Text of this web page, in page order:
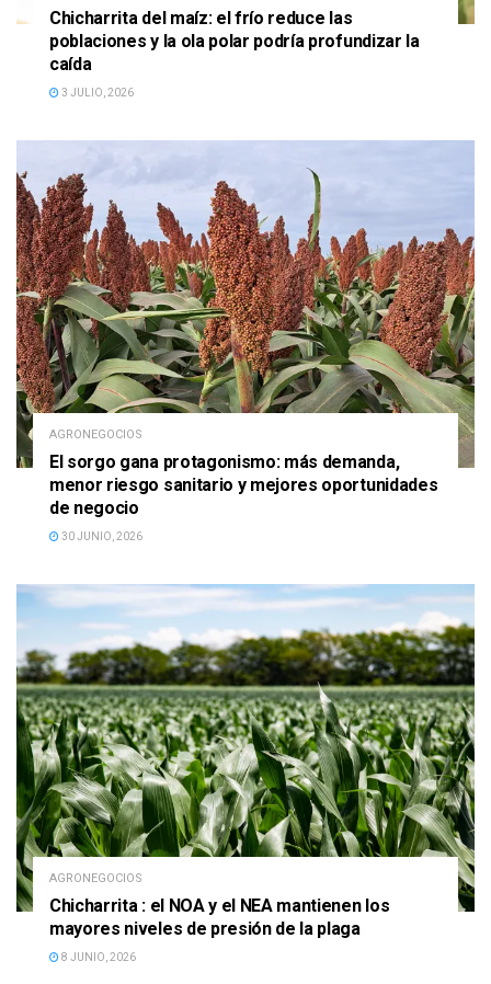
Chicharrita del maíz: el frío reduce las
poblaciones y la ola polar podría profundizar la
caída
3 JULIO, 2026
AGRONEGOCIOS
El sorgo gana protagonismo: más demanda,
menor riesgo sanitario y mejores oportunidades
de negocio
30 JUNIO, 2026
AGRONEGOCIOS
Chicharrita : el NOA y el NEA mantienen los
mayores niveles de presión de la plaga
8 JUNIO, 2026